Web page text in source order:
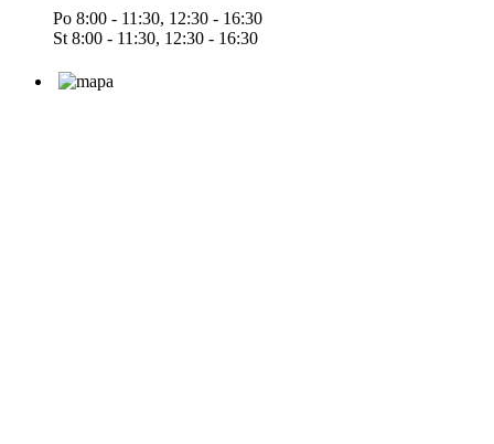
Po 8:00 - 11:30, 12:30 - 16:30
St 8:00 - 11:30, 12:30 - 16:30